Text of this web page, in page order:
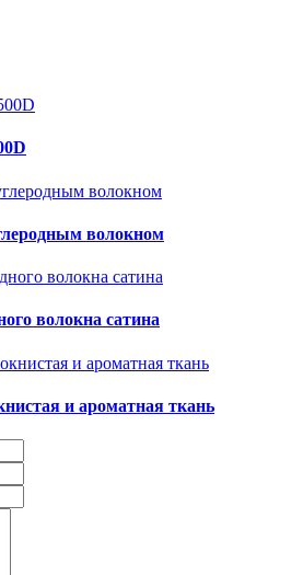
волокном
волокна сатина
и ароматная ткань